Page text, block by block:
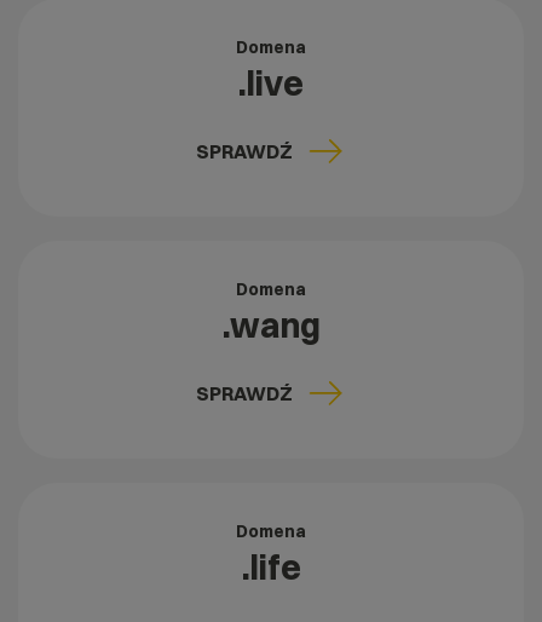
Domena
.live
SPRAWDŹ
Domena
.wang
SPRAWDŹ
Domena
.life